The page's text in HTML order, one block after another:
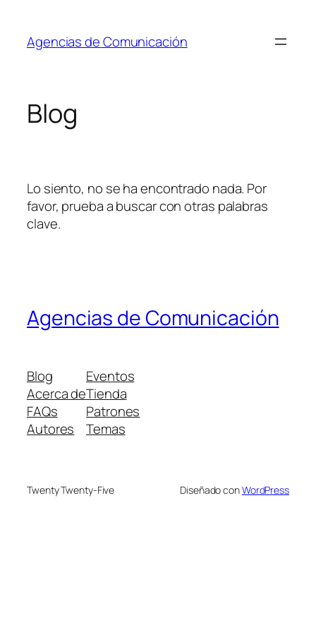
contenido
Agencias de Comunicación
Blog
Lo siento, no se ha encontrado nada. Por
favor, prueba a buscar con otras palabras
clave.
Agencias de Comunicación
Blog
Acerca de
FAQs
Autores
Eventos
Tienda
Patrones
Temas
Twenty Twenty-Five Diseñado conWordPress